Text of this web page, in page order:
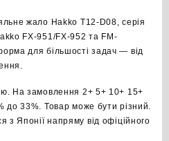
жало Hakko T12-D08, серія
FX-951/FX-952 та FM-
для більшості задач — від
На замовлення 2+ 5+ 10+ 15+
до 33%. Товар може бути різний.
з Японії напряму від офіційного